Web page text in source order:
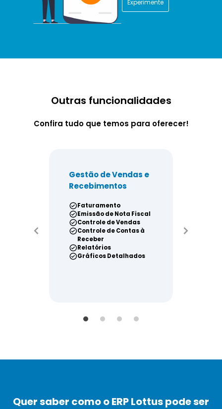
Experimente
Outras funcionalidades
Confira tudo que temos para oferecer!
Gestão de Vendas e
Recebimentos
Faturamento
Emissão de Nota Fiscal
Controle de Vendas
Controle de Contas à
Receber
Relatórios
Gráficos Detalhados
Pagar
Quer saber como o ERP Lottus pode ser